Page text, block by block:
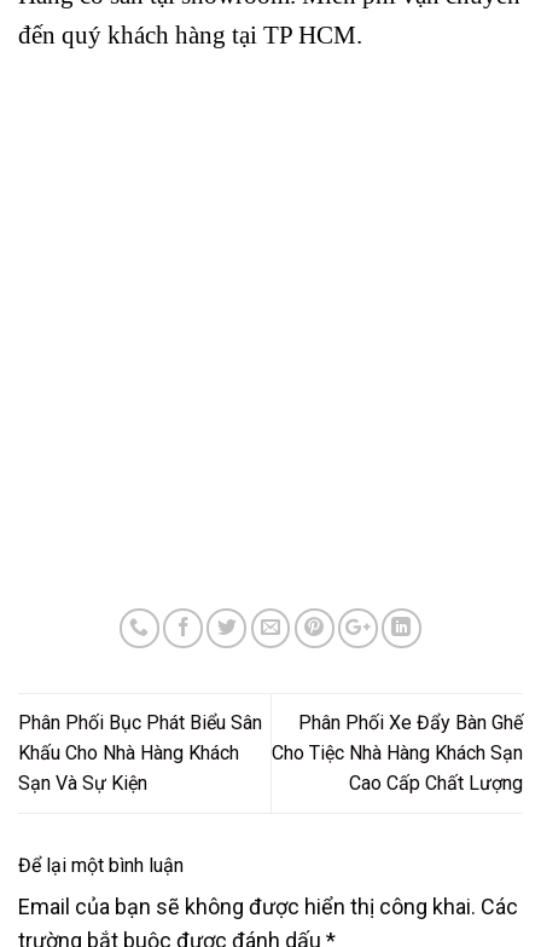
đến quý khách hàng tại TP HCM.
Phân Phối Bục Phát Biểu Sân
Khấu Cho Nhà Hàng Khách
Sạn Và Sự Kiện
Phân Phối Xe Đẩy Bàn Ghế
Cho Tiệc Nhà Hàng Khách Sạn
Cao Cấp Chất Lượng
Để lại một bình luận
Email của bạn sẽ không được hiển thị công khai. Các
trường bắt buộc được đánh dấu *